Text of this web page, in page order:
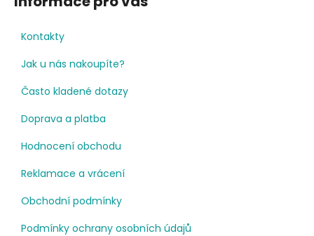
Kontakty
Jak u nás nakoupíte?
Často kladené dotazy
Doprava a platba
Hodnocení obchodu
Reklamace a vrácení
Obchodní podmínky
Podmínky ochrany osobních údajů